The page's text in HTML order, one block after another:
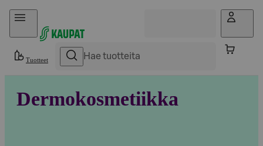
Hyppää sisältöön
Tuotteet
Dermokosmetiikka